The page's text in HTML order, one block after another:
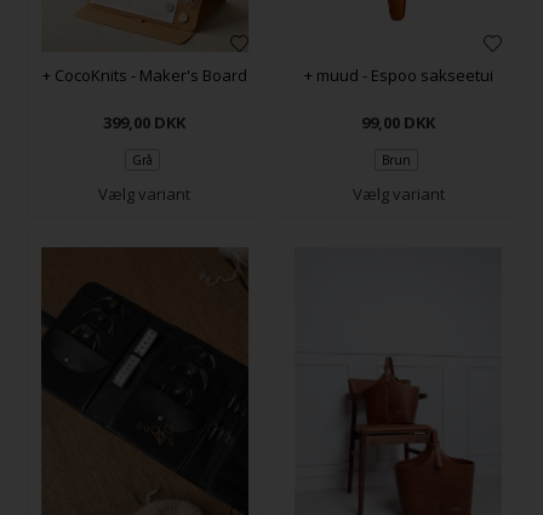
+ CocoKnits - Maker's Board
399,00 DKK
Grå
Vælg variant
+ muud - Espoo sakseetui
99,00 DKK
Brun
Vælg variant